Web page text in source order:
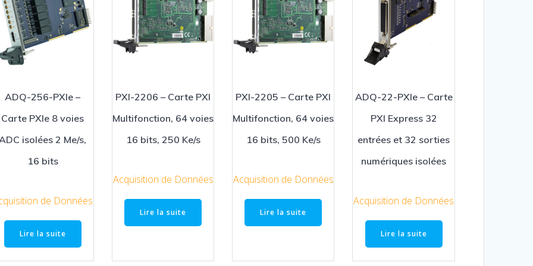
ADQ-256-PXIe –
Carte PXIe 8 voies
isolées 2 Me/s,
16 bits
de Données
Lire la suite
PXI-2206 – Carte PXI
Multifonction, 64 voies
16 bits, 250 Ke/s
Acquisition de Données
Lire la suite
PXI-2205 – Carte PXI
Multifonction, 64 voies
16 bits, 500 Ke/s
Acquisition de Données
Lire la suite
ADQ-22-PXIe – Carte
PXI Express 32
entrées et 32 sorties
numériques isolées
Acquisition de Données
Lire la suite